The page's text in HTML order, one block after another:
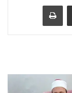
مشاركة عبر البريد طباعة